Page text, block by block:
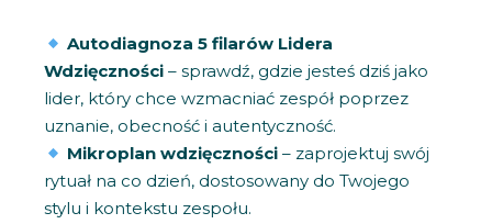
Autodiagnoza 5 filarów Lidera
Wdzięczności – sprawdź, gdzie jesteś dziś jako
lider, który chce wzmacniać zespół poprzez
uznanie, obecność i autentyczność.
Mikroplan wdzięczności – zaprojektuj swój
rytuał na co dzień, dostosowany do Twojego
stylu i kontekstu zespołu.